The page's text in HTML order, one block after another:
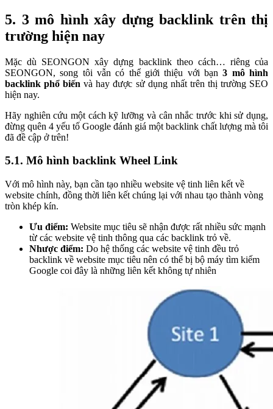
5. 3 mô hình xây dựng backlink trên thị
trường hiện nay
Mặc dù SEONGON xây dựng backlink theo cách… riêng của
SEONGON, song tôi vẫn có thể giới thiệu với bạn3 mô hình
backlink phổ biến và hay được sử dụng nhất trên thị trường SEO
hiện nay.
Hãy nghiên cứu một cách kỹ lưỡng và cân nhắc trước khi sử dụng,
đừng quên 4 yếu tố Google đánh giá một backlink chất lượng mà tôi
đã đề cập ở trên!
5.1. Mô hình backlink Wheel Link
Với mô hình này, bạn cần tạo nhiều website vệ tinh liên kết về
website chính, đồng thời liên kết chúng lại với nhau tạo thành vòng
tròn khép kín.
Ưu điểm: Website mục tiêu sẽ nhận được rất nhiều sức mạnh
từ các website vệ tinh thông qua các backlink trỏ về.
Nhược điểm: Do hệ thống các website vệ tinh đều trỏ
backlink về website mục tiêu nên có thể bị bộ máy tìm kiếm
Google coi đây là những liên kết không tự nhiên